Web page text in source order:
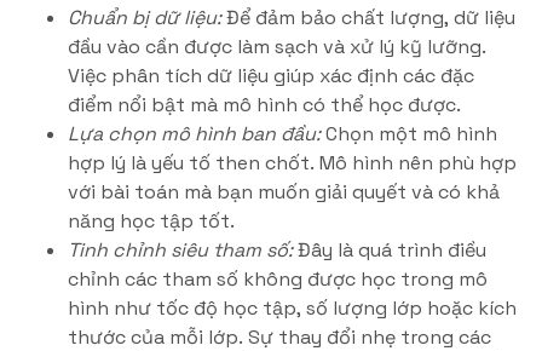
Chuẩn bị dữ liệu:Để đảm bảo chất lượng, dữ liệu
đầu vào cần được làm sạch và xử lý kỹ lưỡng.
Việc phân tích dữ liệu giúp xác định các đặc
điểm nổi bật mà mô hình có thể học được.
Lựa chọn mô hình ban đầu:Chọn một mô hình
hợp lý là yếu tố then chốt. Mô hình nên phù hợp
với bài toán mà bạn muốn giải quyết và có khả
năng học tập tốt.
Tinh chỉnh siêu tham số:Đây là quá trình điều
chỉnh các tham số không được học trong mô
hình như tốc độ học tập, số lượng lớp hoặc kích
thước của mỗi lớp. Sự thay đổi nhẹ trong các